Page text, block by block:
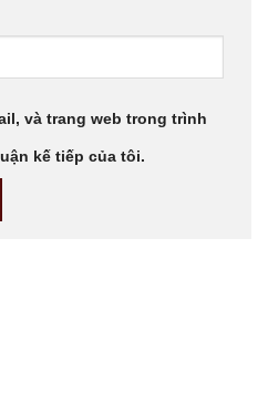
và trang web trong trình
kế tiếp của tôi.